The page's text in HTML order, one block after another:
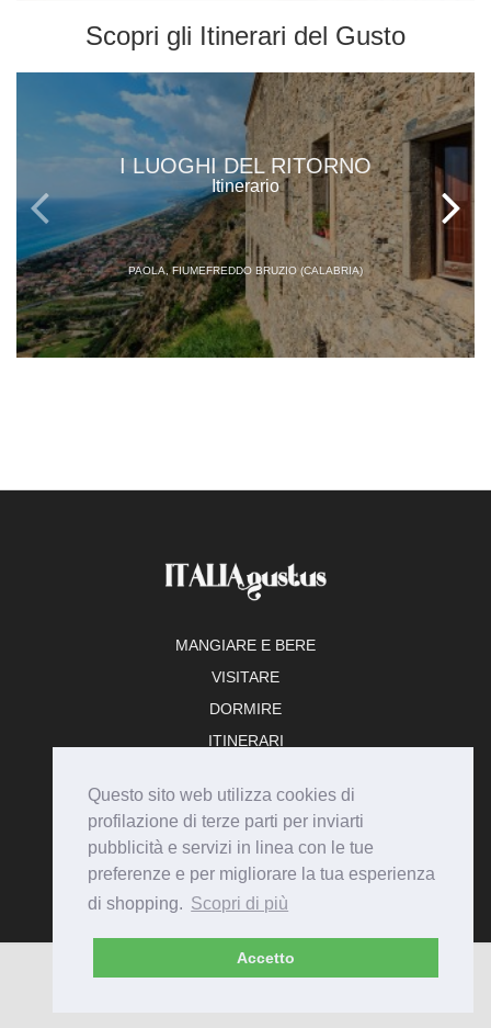
Questo sito web utilizza cookies di
profilazione di terze parti per inviarti
pubblicità e servizi in linea con le tue
preferenze e per migliorare la tua esperienza
di shopping. Scopri di più
Accetto
Scopri gli Itinerari del Gusto
I LUOGHI DEL RITORNO
Itinerario
PAOLA, FIUMEFREDDO BRUZIO (CALABRIA)
MANGIARE E BERE
VISITARE
DORMIRE
ITINERARI
ADERISCI
© Italiagustus 2026 - Tutti i diritti riservati.